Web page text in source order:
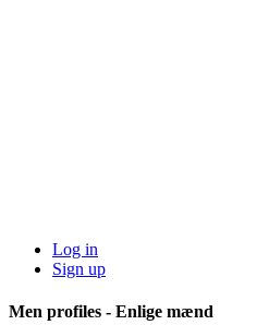
Log in
Sign up
Men profiles - Enlige mænd